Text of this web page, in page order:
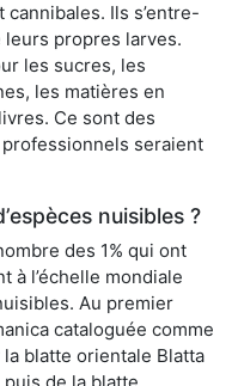
Ils s’entre-
propres larves.
les sucres, les
les matières en
Ce sont des
seraient
nuisibles ?
des 1% qui ont
à l’échelle mondiale
Au premier
cataloguée comme
blatte orientale Blatta